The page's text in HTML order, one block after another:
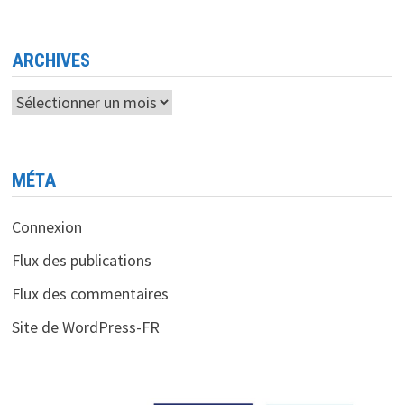
ALGÉRIE
ARCHIVES
Archives
MÉTA
Connexion
Flux des publications
Flux des commentaires
Site de WordPress-FR